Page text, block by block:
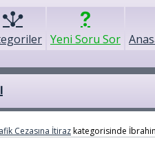
Yeni Soru Sor
Cezasına İtirazkategorisinde